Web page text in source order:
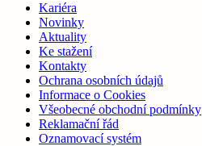
Kariéra
Novinky
Aktuality
Ke stažení
Kontakty
Ochrana osobních údajů
Informace o Cookies
Všeobecné obchodní podmínky
Reklamační řád
Oznamovací systém